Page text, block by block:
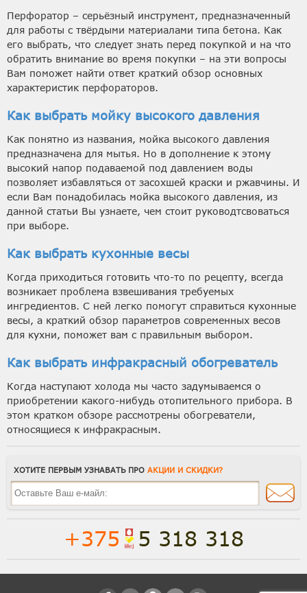
Перфоратор – серьёзный инструмент, предназначенный
для работы с твёрдыми материалами типа бетона. Как
его выбрать, что следует знать перед покупкой и на что
обратить внимание во время покупки – на эти вопросы
Вам поможет найти ответ краткий обзор основных
характеристик перфораторов.
Как выбрать мойку высокого давления
Как понятно из названия, мойка высокого давления
предназначена для мытья. Но в дополнение к этому
высокий напор подаваемой под давлением воды
позволяет избавляться от засохшей краски и ржавчины. И
если Вам понадобилась мойка высокого давления, из
данной статьи Вы узнаете, чем стоит руководтсвоваться
при выборе.
Как выбрать кухонные весы
Когда приходиться готовить что-то по рецепту, всегда
возникает проблема взвешивания требуемых
ингредиентов. С ней легко помогут справиться кухонные
весы, а краткий обзор параметров современных весов
для кухни, поможет вам с правильным выбором.
Как выбрать инфракрасный обогреватель
Когда наступают холода мы часто задумываемся о
приобретении какого-нибудь отопительного прибора. В
этом кратком обзоре рассмотрены обогреватели,
относящиеся к инфракрасным.
ХОТИТЕ ПЕРВЫМ УЗНАВАТЬ ПРО АКЦИИ И СКИДКИ?
+375 5 318 318